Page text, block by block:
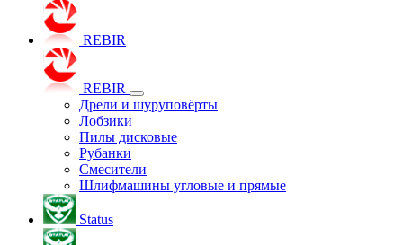
REBIR
REBIR
Дрели и шуруповёрты
Лобзики
Пилы дисковые
Рубанки
Смесители
Шлифмашины угловые и прямые
Status